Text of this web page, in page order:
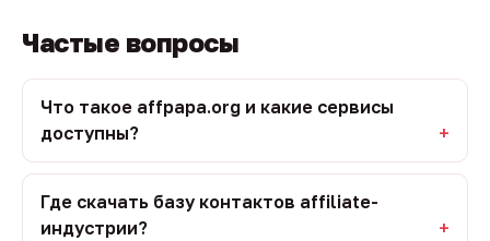
Частые вопросы
Что такое affpapa.org и какие сервисы
доступны?
Где скачать базу контактов affiliate-
индустрии?